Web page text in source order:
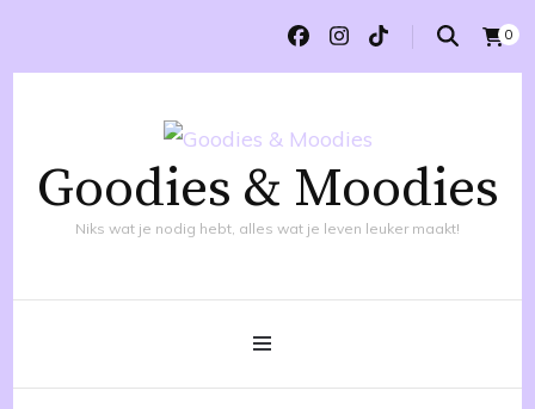
0
Goodies & Moodies
Niks wat je nodig hebt, alles wat je leven leuker maakt!